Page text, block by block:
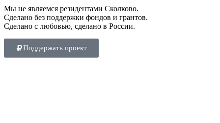
Мы не являемся резидентами Сколково.
Сделано без поддержки фондов и грантов.
Сделано с любовью, сделано в России.
Поддержать проект